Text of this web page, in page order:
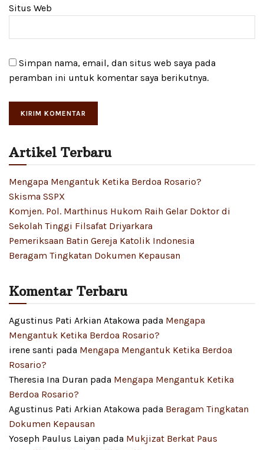
Situs Web
Simpan nama, email, dan situs web saya pada
peramban ini untuk komentar saya berikutnya.
Artikel Terbaru
Mengapa Mengantuk Ketika Berdoa Rosario?
Skisma SSPX
Komjen. Pol. Marthinus Hukom Raih Gelar Doktor di
Sekolah Tinggi Filsafat Driyarkara
Pemeriksaan Batin Gereja Katolik Indonesia
Beragam Tingkatan Dokumen Kepausan
Komentar Terbaru
Agustinus Pati Arkian Atakowa pada Mengapa
Mengantuk Ketika Berdoa Rosario?
irene santi pada Mengapa Mengantuk Ketika Berdoa
Rosario?
Theresia Ina Duran pada Mengapa Mengantuk Ketika
Berdoa Rosario?
Agustinus Pati Arkian Atakowa pada Beragam Tingkatan
Dokumen Kepausan
Yoseph Paulus Laiyan pada Mukjizat Berkat Paus